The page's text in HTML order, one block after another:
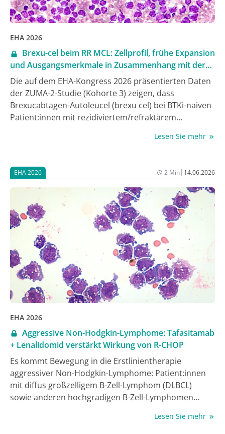
EHA 2026
Brexu-cel beim RR MCL: Zellprofil, frühe Expansion
und Ausgangsmerkmale in Zusammenhang mit der
Ansprechdauer
Die auf dem EHA-Kongress 2026 präsentierten Daten
der ZUMA-2-Studie (Kohorte 3) zeigen, dass
Brexucabtagen-Autoleucel (brexu cel) bei BTKi-naiven
Patient:innen mit rezidiviertem/refraktärem
erzielt. Anhaltende Remissionen (18 Monate) wurden
Lesen Sie mehr
EHA 2026 2 Min| 14.06.2026
EHA 2026
Aggressive Non-Hodgkin-Lymphome: Tafasitamab
+ Lenalidomid verstärkt Wirkung von R-CHOP
Es kommt Bewegung in die Erstlinientherapie
aggressiver Non-Hodgkin-Lymphome: Patient:innen
mit diffus großzelligem B-Zell-Lymphom (DLBCL)
sowie anderen hochgradigen B-Zell-Lymphomen
und Lenalidomid zum 2 Jahrzehnte alten Standard R-
Lesen Sie mehr